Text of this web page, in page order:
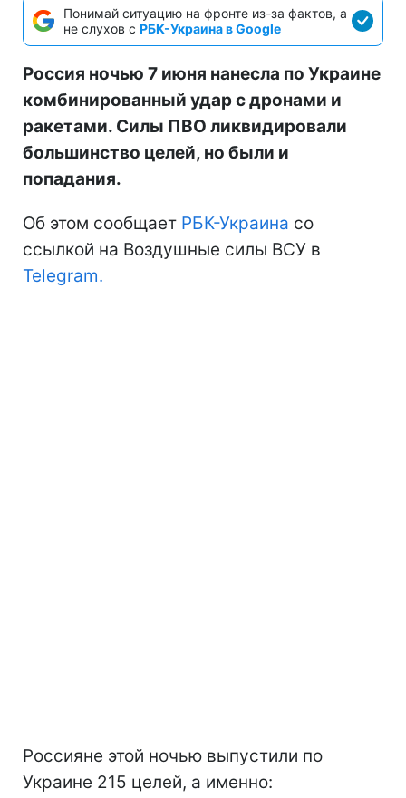
Понимай ситуацию на фронте из-за фактов, а
не слухов с РБК-Украина в Google
Россия ночью 7 июня нанесла по Украине
комбинированный удар с дронами и
ракетами. Силы ПВО ликвидировали
большинство целей, но были и
попадания.
Об этом сообщает РБК-Украина со
ссылкой на Воздушные силы ВСУ в
Telegram.
Россияне этой ночью выпустили по
Украине 215 целей, а именно: